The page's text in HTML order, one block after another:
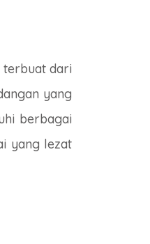
terbuat dari
yang
berbagai
yang lezat